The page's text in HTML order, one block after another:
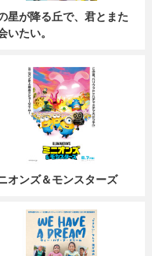
星が降る丘で、君とまた
いたい。
オンズ＆モンスターズ